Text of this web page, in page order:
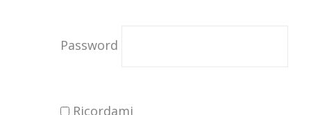
Password
Ricordami